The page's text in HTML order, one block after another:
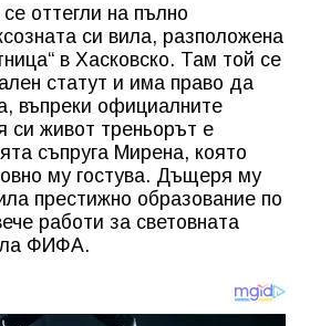
оттегли на пълно
си вила, разположена
в Хасковско. Там той се
статут и има право да
въпреки официалните
си живот треньорът е
съпруга Мирена, която
му гостува. Дъщеря му
престижно образование по
работи за световната
ФИФА.